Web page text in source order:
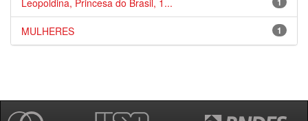
Leopoldina, Princesa do Brasil, 1...
1
MULHERES